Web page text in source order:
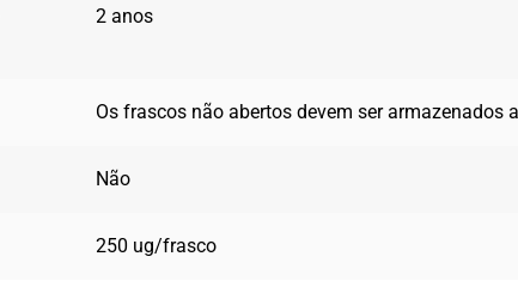
2 anos
Os frascos não abertos devem ser armazenados
Não
250 ug/frasco